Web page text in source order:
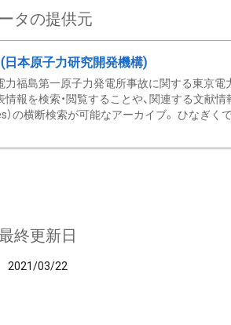
タの提供元
本原子力研究開発機構)
福島第一原子力発電所事故に関する東京電力
報を検索・閲覧することや、関連する文献情
）の横断検索が可能なアーカイブ。 ひなぎく
終更新日
2021/03/22